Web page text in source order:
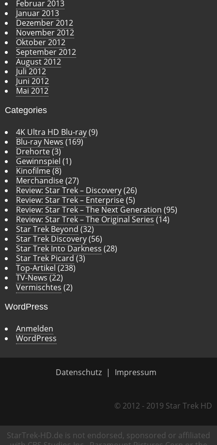
Februar 2013
Januar 2013
Dezember 2012
November 2012
Oktober 2012
September 2012
August 2012
Juli 2012
Juni 2012
Mai 2012
Categories
4K Ultra HD Blu-ray(9)
Blu-ray News(169)
Drehorte(3)
Gewinnspiel (1)
Kinofilme(8)
Merchandise(27)
Review: Star Trek – Discovery(26)
Review: Star Trek – Enterprise(5)
Review: Star Trek – The Next Generation (95)
Review: Star Trek – The Original Series(14)
Star Trek Beyond(32)
Star Trek Discovery(56)
Star Trek Into Darkness (28)
Star Trek Picard(3)
Top-Artikel(238)
TV-News(22)
Vermischtes (2)
WordPress
Anmelden
WordPress
Datenschutz Impressum
© 2012 - 2019 Star Trek HD
StarTrek-HD.de is not endorsed, sponsored or affiliated